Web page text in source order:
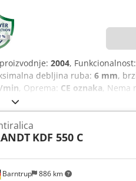
2004, Funkcionalnost:
debljina ruba: 6 mm,
min, Oprema: CE oznaka, Nema
Maks. brzina posmaka: 11
Maksimalna visina panela:
mm Maksimalni broj okretaja:
Automatski zahvat prema
Broj tlačnih valjaka: 3
prema vremenu Snaga
Barntrup 886 km
KDF 550 C